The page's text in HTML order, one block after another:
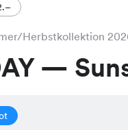
Herbstkollektion
—